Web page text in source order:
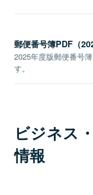
郵便番号簿PDF（
2025年度版郵便番号
す。
ビジネス
情報